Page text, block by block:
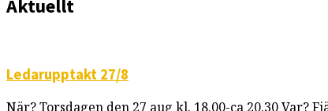
Aktuellt
Ledarupptakt 27/8
När? Torsdagen den 27 aug kl. 18.00-ca 20.30